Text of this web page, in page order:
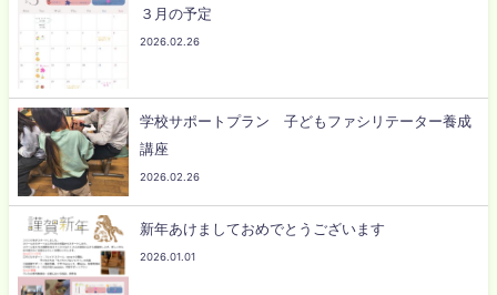
３月の予定
2026.02.26
学校サポートプラン 子どもファシリテーター養成
講座
2026.02.26
新年あけましておめでとうございます
2026.01.01